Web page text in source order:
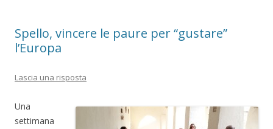
Spello, vincere le paure per “gustare”
l’Europa
Lascia una risposta
Una
settimana